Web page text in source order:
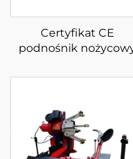
Certyfikat CE
podnośnik
podnośnik